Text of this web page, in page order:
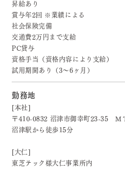
昇給あり
賞与年2回 ※業績による
社会保険完備
交通費2万円まで支給
PC貸与
資格手当（資格内容により支給）
試用期間あり（3～6ヶ月）
勤務地
[本社]
〒410-0832 沼津市御幸町23-35
沼津駅から徒歩15分
[大仁]
東芝テック様大仁事業所内